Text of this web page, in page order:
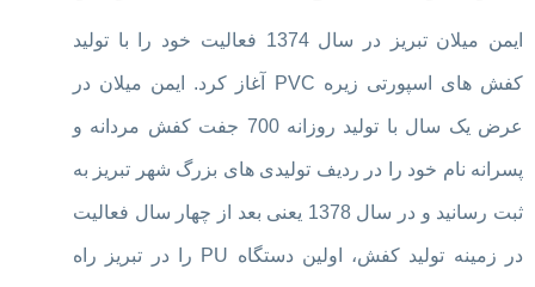
ایمن میلان تبریز در سال 1374 فعالیت خود را با تولید
کفش های اسپورتی زیره PVC آغاز کرد. ایمن میلان در
عرض یک سال با تولید روزانه 700 جفت کفش مردانه و
پسرانه نام خود را در ردیف تولیدی های بزرگ شهر تبریز به
ثبت رسانید و در سال 1378 یعنی بعد از چهار سال فعالیت
در زمینه تولید کفش، اولین دستگاه PU را در تبریز راه